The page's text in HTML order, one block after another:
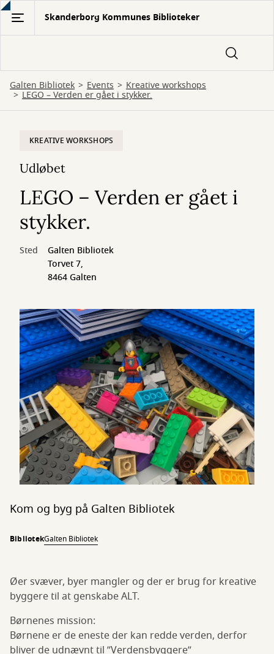
Gå
hovedindhold
Skanderborg Kommunes Biblioteker
Galten Bibliotek Events Kreative workshops
LEGO – Verden er gået i stykker.
KREATIVE WORKSHOPS
Udløbet
LEGO – Verden er gået i
stykker.
Sted
Galten Bibliotek
Torvet 7,
8464 Galten
Kom og byg på Galten Bibliotek
BibliotekGalten Bibliotek
Øer svæver, byer mangler og der er brug for kreative
byggere til at genskabe ALT.
Børnenes mission:
Børnene er de eneste der kan redde verden, derfor
bliver de udnævnt til ”Verdensbyggere”